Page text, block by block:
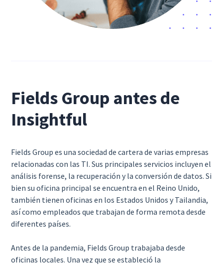
Fields Group antes de
Insightful
Fields Group es una sociedad de cartera de varias empresas
relacionadas con las TI. Sus principales servicios incluyen el
análisis forense, la recuperación y la conversión de datos. Si
bien su oficina principal se encuentra en el Reino Unido,
también tienen oficinas en los Estados Unidos y Tailandia,
así como empleados que trabajan de forma remota desde
diferentes países.
Antes de la pandemia, Fields Group trabajaba desde
oficinas locales. Una vez que se estableció la